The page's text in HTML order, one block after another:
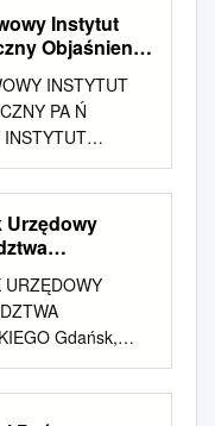
Instytut
Objaśnienia
INSTYTUT
PA Ń
OPRACOWANIE
PRZEZ
R O D O W I S K
DO MAPY
000 Arkusz
(133) Warszawa
Barbara Ptak*,
Paweł
Pasieczna*,
Urzędowy
URZĘDOWY
Gdańsk,
18 maja 2017
UCHWAŁA NR